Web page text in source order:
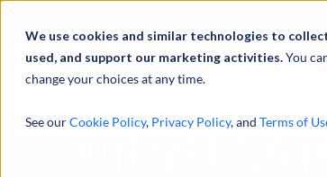
We use cookies and similar technologies to
used, and support our marketing activities.You
change your choices at any time.
See ourCookie Policy, Privacy Policy, and Terms of
担任全球汽车